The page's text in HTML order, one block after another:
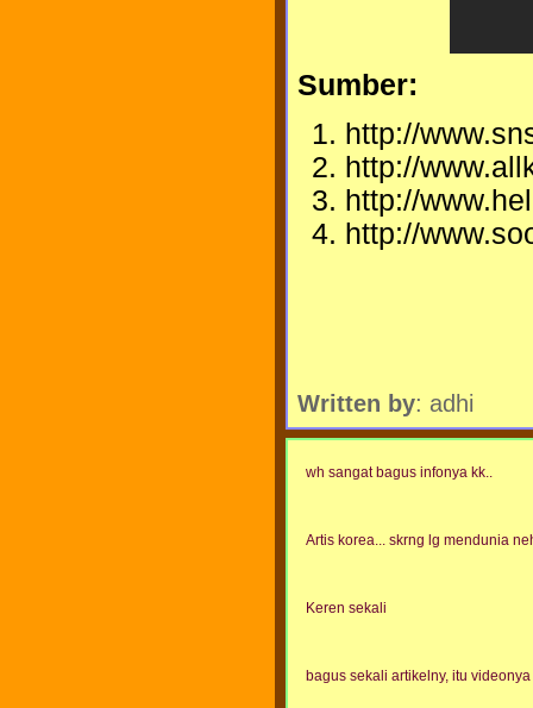
Sumber:
http://
http://
http://
http://
Written by: adhi
wh sangat bagus infonya kk..
Artis korea... skrng lg mendunia
Keren sekali
bagus sekali artikelny, itu